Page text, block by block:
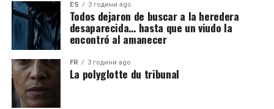
ES 3 години ago
Todos dejaron de buscar a la heredera
desaparecida… hasta que un viudo la
encontró al amanecer
FR 3 години ago
La polyglotte du tribunal